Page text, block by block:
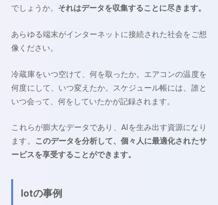
でしょうか。 それはデータを収集することに尽きます。
あらゆる端末がインターネットに接続された社会をご想
像ください。
冷蔵庫をいつ空けて、何を取ったか。エアコンの温度を
何度にして、いつ変えたか。スケジュール帳には、誰と
いつ会って、何をしていたかが記録されます。
これらが膨大なデータであり、AIを生み出す資源になり
ます。
このデータを分析して、個々人に最適化されたサ
ービスを享受することができます。
Iotの事例